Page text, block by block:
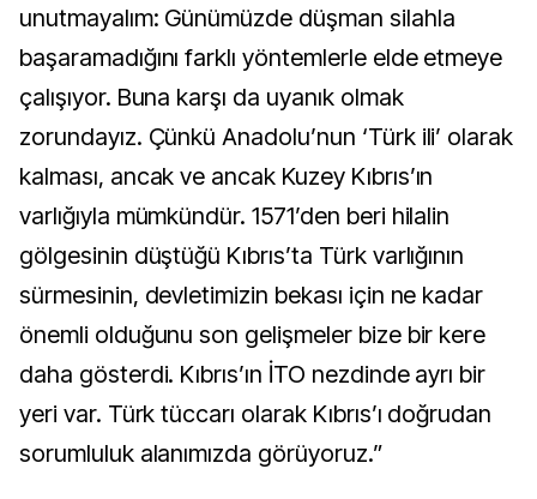
unutmayalım: Günümüzde düşman silahla
başaramadığını farklı yöntemlerle elde etmeye
çalışıyor. Buna karşı da uyanık olmak
zorundayız. Çünkü Anadolu’nun ‘Türk ili’ olarak
kalması, ancak ve ancak Kuzey Kıbrıs’ın
varlığıyla mümkündür. 1571’den beri hilalin
gölgesinin düştüğü Kıbrıs’ta Türk varlığının
sürmesinin, devletimizin bekası için ne kadar
önemli olduğunu son gelişmeler bize bir kere
daha gösterdi. Kıbrıs’ın İTO nezdinde ayrı bir
yeri var. Türk tüccarı olarak Kıbrıs’ı doğrudan
sorumluluk alanımızda görüyoruz.”